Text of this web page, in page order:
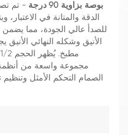
بوصة بزاوية 90 درجة
الدقة والمتانة في
للصدأ عالي الجودة، مما
الأنيق وشكله النهائي
الصمام التحكم الأمثل